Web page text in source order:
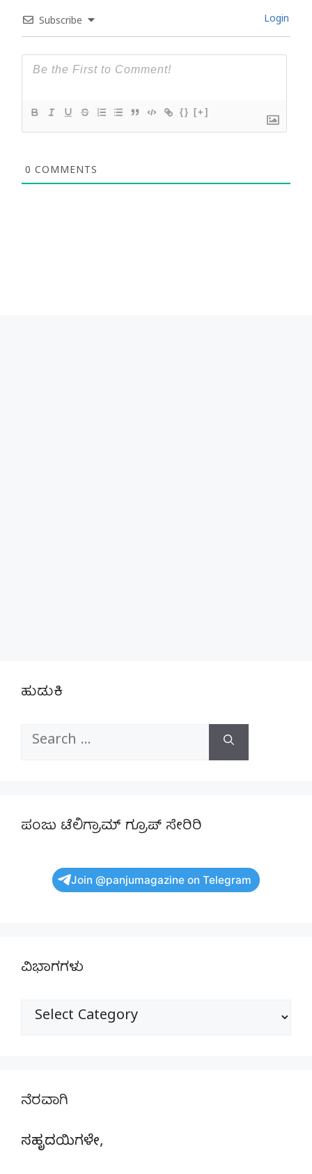
Subscribe Login
{} [+]
0 COMMENTS
ಹುಡುಕಿ
Search
ಪಂಜು ಟೆಲಿಗ್ರಾಮ್ ಗ್ರೂಪ್ ಸೇರಿರಿ
Join @panjumagazine on Telegram
ವಿಭಾಗಗಳು
ವಿಭಾಗಗಳು
ನೆರವಾಗಿ
ಸಹೃದಯಿಗಳೇ,